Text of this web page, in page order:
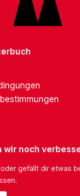
wir noch
gefällt dir etwas